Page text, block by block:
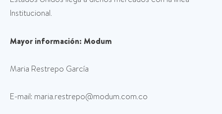
Institucional.
Mayor información: Modum
Maria Restrepo García
E-mail: maria.restrepo@modum.com.co